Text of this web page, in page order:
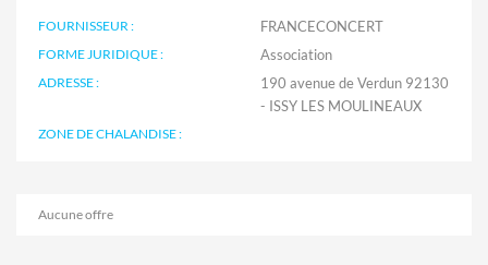
FOURNISSEUR : FRANCECONCERT
FORME JURIDIQUE : Association
ADRESSE :
190 avenue de Verdun 92130
- ISSY LES MOULINEAUX
ZONE DE CHALANDISE :
Aucune offre